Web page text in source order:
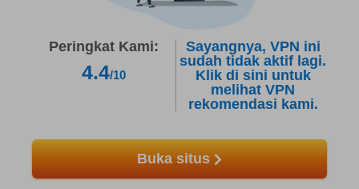
Peringkat Kami:
4.4/10
Sayangnya, VPN ini
sudah tidak aktif lagi.
Klik di sini untuk
melihat VPN
rekomendasi kami.
Buka situs